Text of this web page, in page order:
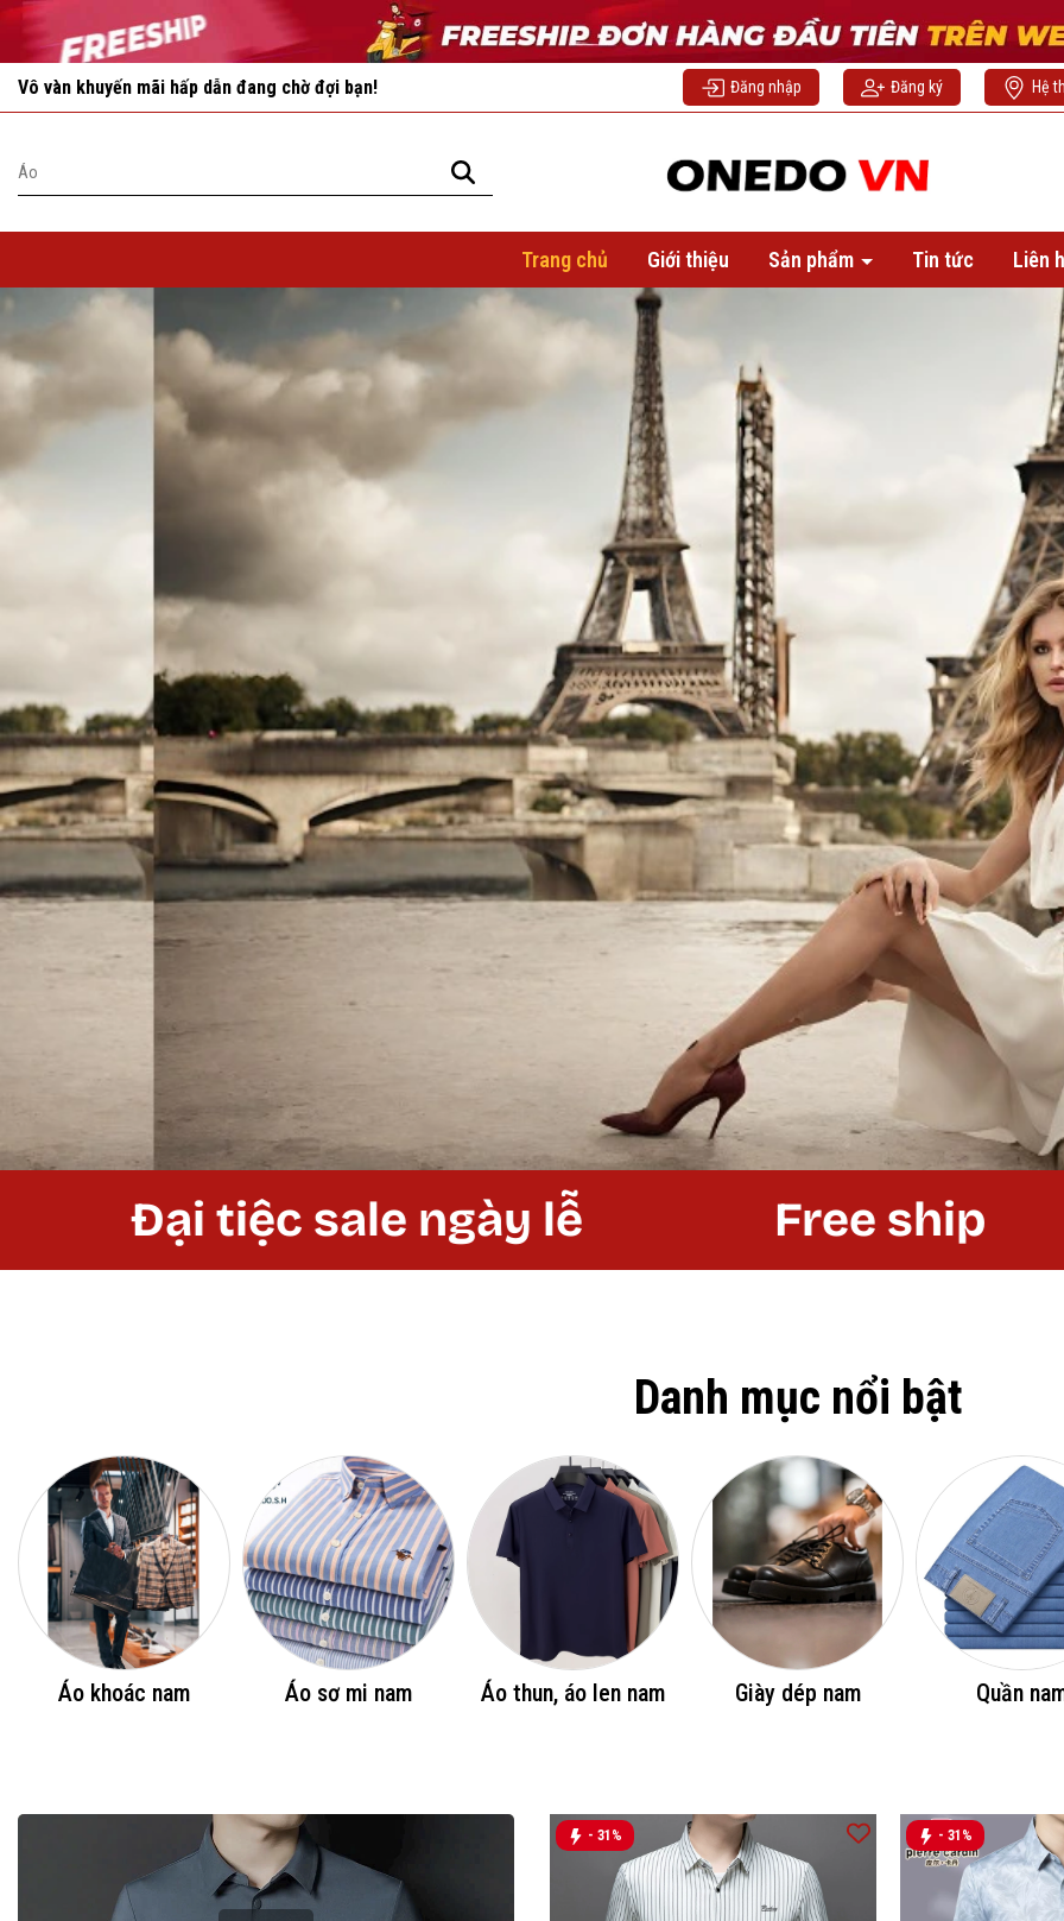
Vô vàn khuyến mãi hấp dẫn đang chờ đợi bạn!
Nhanh tay chọn cho mình những sản phẩm ưng ý nhất! Đăng nhập Đăng ký Hệ
Trang chủ Giới thiệu Sản phẩm Tin tức Liên
Đại tiệc sale ngày lễ Free ship
Danh mục nổi bật
Áo khoác nam Áo sơ mi nam Áo thun, áo len nam Giày dép nam Quần
- 31% - 31%